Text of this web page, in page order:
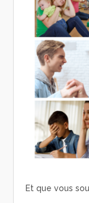
Et que vous